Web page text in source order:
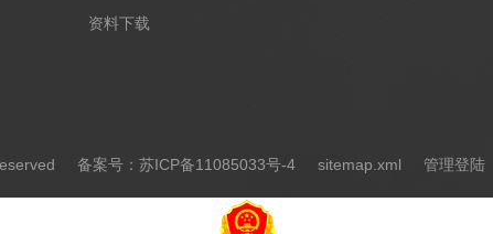
资料下载
备案号：苏ICP备11085033号-4 sitemap.xml 管理登陆